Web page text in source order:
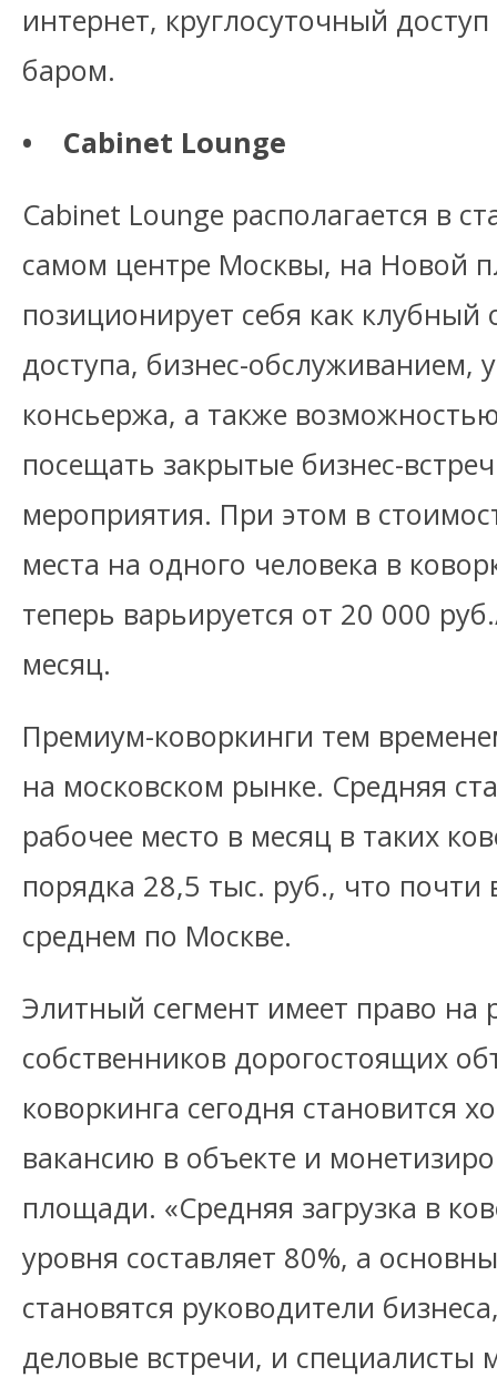
интернет, круглосуточный
баром.
• Cabinet Lounge
Cabinet Lounge располагается в
самом центре Москвы, на Новой
позиционирует себя как клубный
доступа, бизнес-обслуживанием,
консьержа, а также
посещать закрытые бизнес-
мероприятия. При этом в
места на одного человека в
теперь варьируется от 20 000
месяц.
Премиум-коворкинги тем
на московском рынке. Средняя
рабочее место в месяц в таких
порядка 28,5 тыс. руб., что
среднем по Москве.
Элитный сегмент имеет право на
собственников дорогостоящих
коворкинга сегодня становится
вакансию в объекте и
площади. «Средняя загрузка в
уровня составляет 80%, а
становятся руководители
деловые встречи, и специалисты